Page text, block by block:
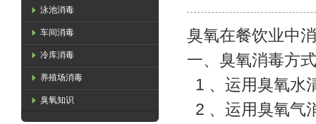
泳池消毒
车间消毒
冷库消毒
养殖场消毒
臭氧知识
臭氧在餐饮业中
一、臭氧消毒方
1 、运用臭氧水
2 、运用臭